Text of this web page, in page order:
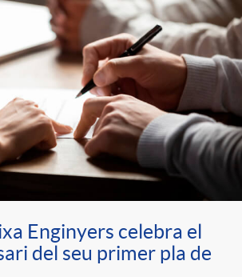
Enginyers celebra el
del seu primer pla de